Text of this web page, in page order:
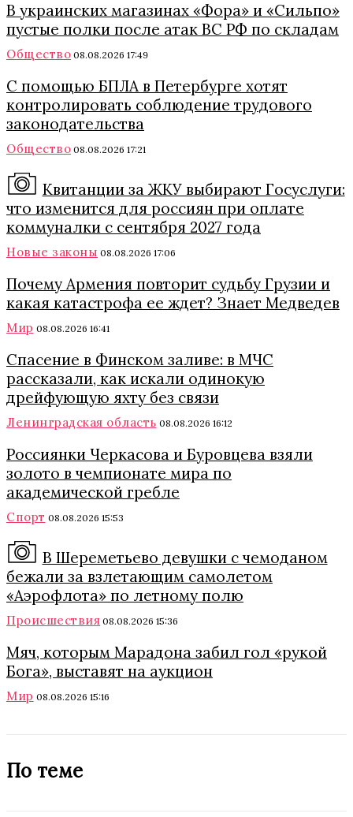
В украинских магазинах «Фора» и «Сильпо»
пустые полки после атак ВС РФ по складам
Общество 08.08.2026 17:49
С помощью БПЛА в Петербурге хотят
контролировать соблюдение трудового
законодательства
Общество 08.08.2026 17:21
Квитанции за ЖКУ выбирают Госуслуги:
что изменится для россиян при оплате
коммуналки с сентября 2027 года
Новые законы 08.08.2026 17:06
Почему Армения повторит судьбу Грузии и
какая катастрофа ее ждет? Знает Медведев
Мир 08.08.2026 16:41
Спасение в Финском заливе: в МЧС
рассказали, как искали одинокую
дрейфующую яхту без связи
Ленинградская область 08.08.2026 16:12
Россиянки Черкасова и Буровцева взяли
золото в чемпионате мира по
академической гребле
Спорт 08.08.2026 15:53
В Шереметьево девушки с чемоданом
бежали за взлетающим самолетом
«Аэрофлота» по летному полю
Происшествия 08.08.2026 15:36
Мяч, которым Марадона забил гол «рукой
Бога», выставят на аукцион
Мир 08.08.2026 15:16
По теме